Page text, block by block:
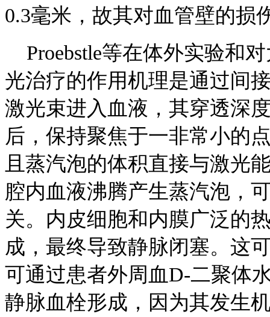
0.3毫米，故其对血管壁的损
Proebstle等在体外实验和
光治疗的作用机理是通过间
激光束进入血液，其穿透深
后，保持聚焦于一非常小的
且蒸汽泡的体积直接与激光
腔内血液沸腾产生蒸汽泡，
关。内皮细胞和内膜广泛的
成，最终导致静脉闭塞。这
可通过患者外周血D-二聚体
静脉血栓形成，因为其发生